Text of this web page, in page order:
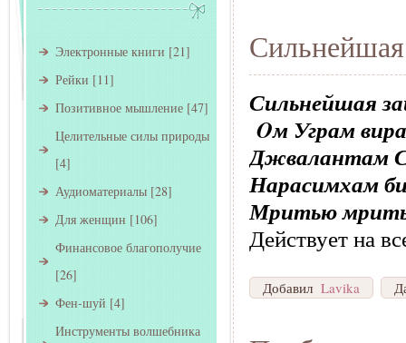
Сильнейшая
Oм Уграм
Джвалантам
Нарасимхам
Мритью
Действует на
Добавил Lavika
Электронные книги [21]
Рейки [11]
Позитивное мышление [47]
Целительные силы природы
[4]
Аудиоматериалы [28]
Для женщин [106]
Финансовое благополучие
[26]
Фен-шуй [4]
Инструменты волшебника